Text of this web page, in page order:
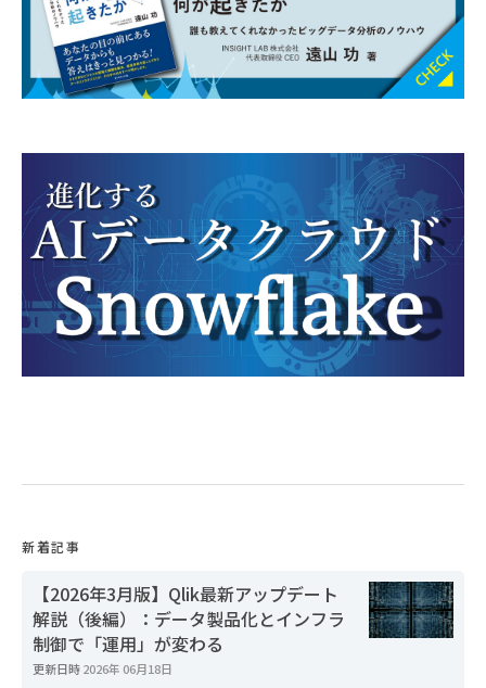
新着記事
【2026年3月版】Qlik最新アップデート
解説（後編）：データ製品化とインフラ
制御で「運用」が変わる
更新日時2026年 06月18日